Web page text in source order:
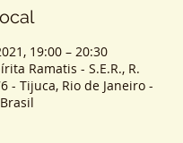
19:00 – 20:30
Ramatis - S.E.R., R.
- Tijuca, Rio de Janeiro -